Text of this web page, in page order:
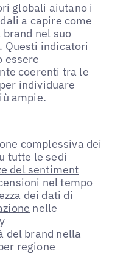
globali aiutano i
a capire come
nel suo
Questi indicatori
essere
coerenti tra le
individuare
ampie.
complessiva dei
tutte le sedi
del sentiment
nel tempo
dei dati di
nelle
del brand nella
regione